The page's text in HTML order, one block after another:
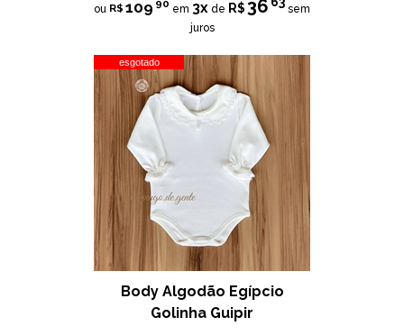
ou R$ 109 90 em 3x de R$ 36
sem
juros
esgotado
Body Algodão Egípcio
Golinha Guipir